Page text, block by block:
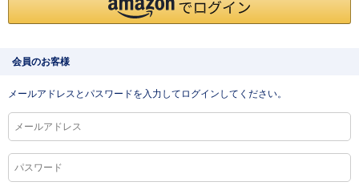
会員のお客様
メールアドレスとパスワードを入力してログインしてください。